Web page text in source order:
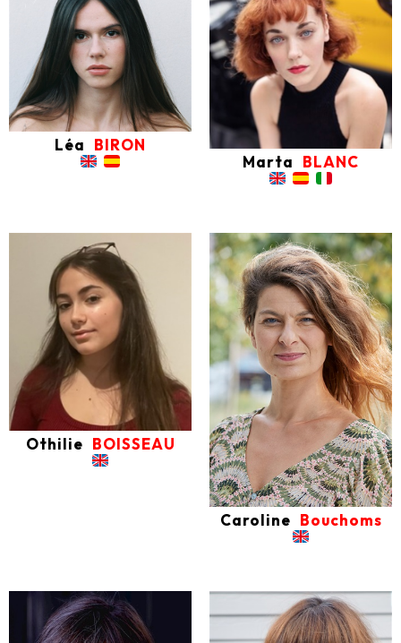
Léa
BIRON
Marta
BLANC
Othilie BOISSEAU
Caroline Bouchoms